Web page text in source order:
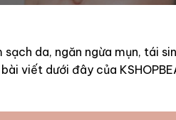
da, ngăn ngừa mụn, tái
viết dưới đây của